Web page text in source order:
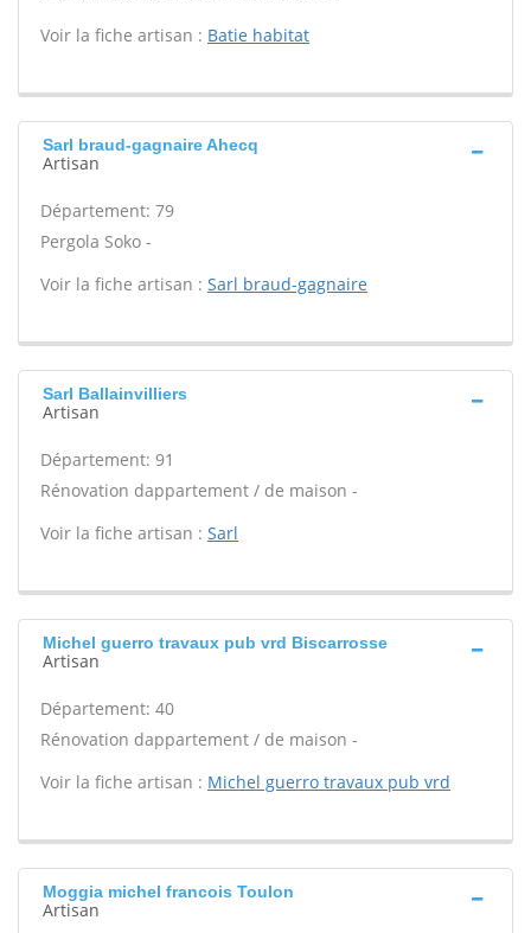
Voir la fiche artisan : Batie habitat
Sarl braud-gagnaire Ahecq
Artisan
Département: 79
Pergola Soko -
Voir la fiche artisan : Sarl braud-gagnaire
Sarl Ballainvilliers
Artisan
Département: 91
Rénovation dappartement / de maison -
Voir la fiche artisan : Sarl
Michel guerro travaux pub vrd Biscarrosse
Artisan
Département: 40
Rénovation dappartement / de maison -
Voir la fiche artisan : Michel guerro travaux pub vrd
Moggia michel francois Toulon
Artisan